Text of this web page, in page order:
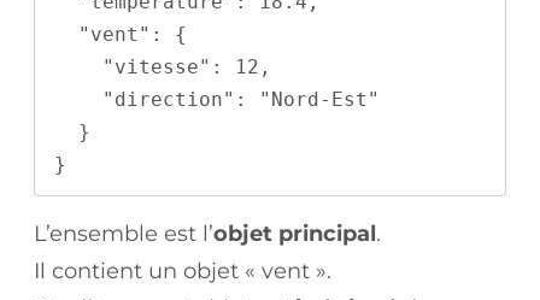
}
L’ensemble est l’objet principal.
Il contient un objet « vent ».